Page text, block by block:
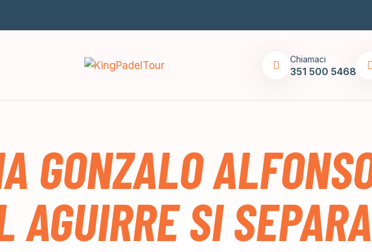
Chiamaci
351 500 5468
GONZALO
AGUIRRE SI SEPARA